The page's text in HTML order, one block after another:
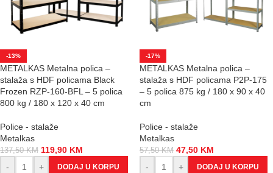
-13%
METALKAS Metalna polica –
stalaža s HDF policama Black
Frozen RZP-160-BFL – 5 polica
800 kg / 180 x 120 x 40 cm
Police - stalaže
Metalkas
137,50KM 119,90 KM
-
+ DODAJ U KORPU
-17%
METALKAS Metalna polica –
stalaža s HDF policama P2P-175
– 5 polica 875 kg / 180 x 90 x 40
cm
Police - stalaže
Metalkas
57,50KM 47,50 KM
-
+ DODAJ U KORPU